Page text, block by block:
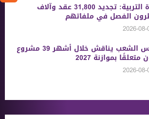
وزارة التربية: تجديد 31,800 عقد وآلاف
الفصل في ملفاتهم
مجلس الشعب يناقش خلال أشهر 39 مشروع
متعلقًا بموازنة 2027